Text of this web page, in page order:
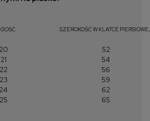
SZEROKOŚĆ W KLATCE
52
54
56
59
62
65